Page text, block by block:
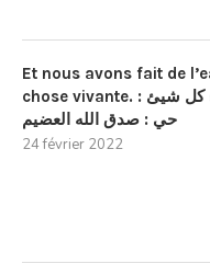
Et nous avons fait de
chose vivante. : وجعلنا من الماء كل شيئ
حي : صدق الله العضيم
24 février 2022